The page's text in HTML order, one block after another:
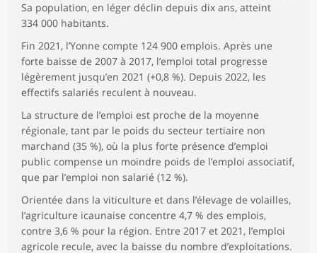
Sa population, en léger déclin depuis dix ans, atteint
334 000 habitants.
Fin 2021, l’Yonne compte 124 900 emplois. Après une
forte baisse de 2007 à 2017, l’emploi total progresse
légèrement jusqu’en 2021 (+0,8 %). Depuis 2022, les
effectifs salariés reculent à nouveau.
La structure de l’emploi est proche de la moyenne
régionale, tant par le poids du secteur tertiaire non
marchand (35 %), où la plus forte présence d’emploi
public compense un moindre poids de l’emploi associatif,
que par l’emploi non salarié (12 %).
Orientée dans la viticulture et dans l’élevage de volailles,
l’agriculture icaunaise concentre 4,7 % des emplois,
contre 3,6 % pour la région. Entre 2017 et 2021, l’emploi
agricole recule, avec la baisse du nombre d’exploitations.